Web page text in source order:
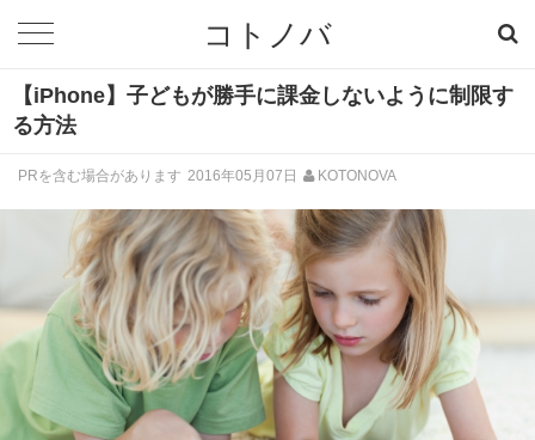
コトノバ
【iPhone】子どもが勝手に課金しないように制限す
る方法
PRを含む場合があります 2016年05月07日 KOTONOVA